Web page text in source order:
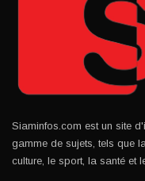
Siaminfos.com est un site
gamme de sujets, tels que
culture, le sport, la santé et